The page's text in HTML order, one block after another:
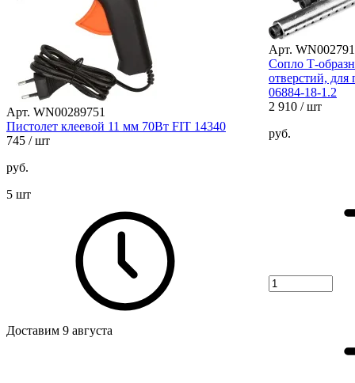
Арт. WN00289751
Пистолет клеевой 11 мм 70Вт FIT 14340
745 / шт
руб.
5 шт
Доставим 9 августа
Арт.
Сопло Т-
отверстий, для
06884-18-1.2
2 910 / шт
руб.